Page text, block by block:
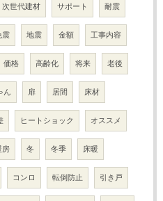
次世代建材 サポート 耐震
震 地震 金額 工事内容
価格 高齢化 将来 老後
ん 扉 居間 床材
ヒートショック オススメ
房 冬 冬季 床暖
コンロ 転倒防止 引き戸